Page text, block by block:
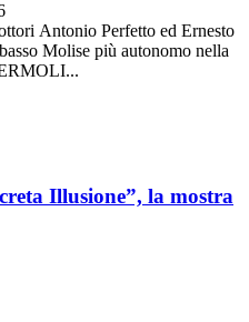
Antonio Perfetto ed Ernesto
Molise più autonomo nella
Illusione”, la mostra